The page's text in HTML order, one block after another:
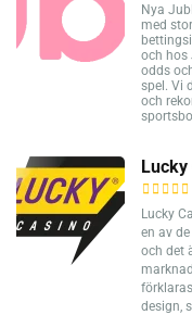
Nya
med
och hos
odds
spel. Vi
och
Lucky
Lucky
en av
och det
design,